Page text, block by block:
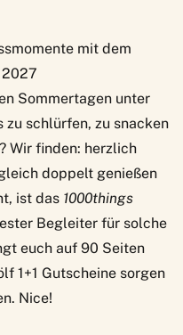
mit dem
Sommertagen unter
schlürfen, zu snacken
Wir finden: herzlich
doppelt genießen
ist das 1000things
Begleiter für solche
euch auf 90 Seiten
1+1 Gutscheine sorgen
Nice!